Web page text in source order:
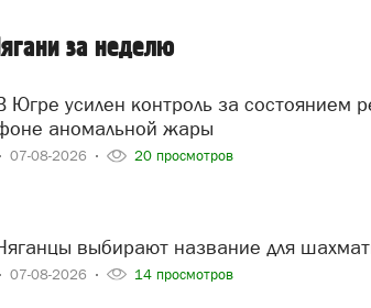
за неделю
реки Иртыш на
аномальной жары
07-08-2026 20 просмотров
Няганцы выбирают название для
07-08-2026 14 просмотров